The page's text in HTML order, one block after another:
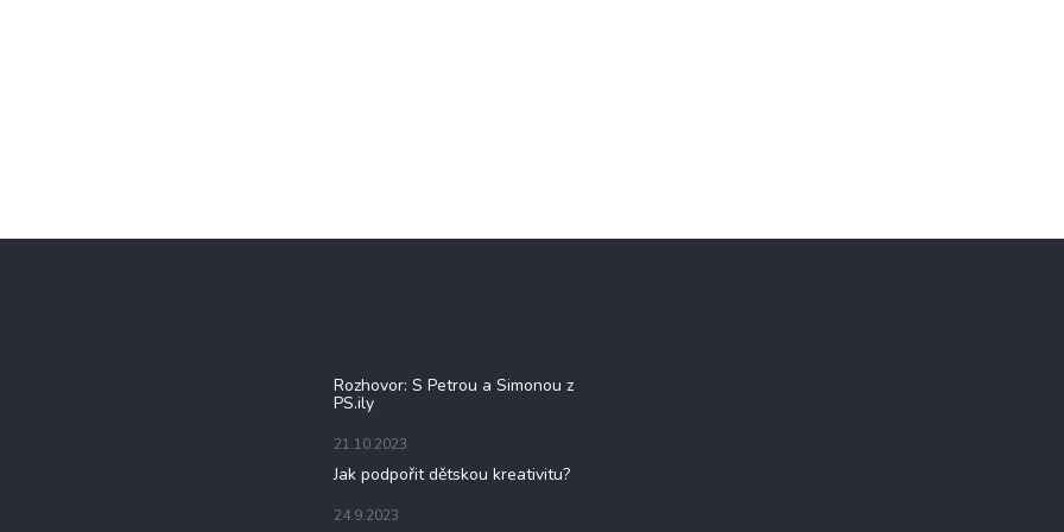
Rozhovor: S Petrou a Simonou z
PS.ily
21.10.2023
Jak podpořit dětskou kreativitu?
24.9.2023